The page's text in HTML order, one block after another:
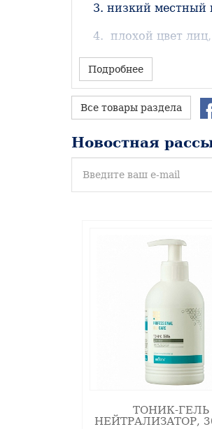
низкий местный
плохой цвет лиц,
пигментация.
Увлажнение
Основное действие
всех этапах
Лактопилинг (как и
Омоложение
Омолаживающее
«призвать» их к
Отбеливание
Препараты,
в коже активность
Нативная молочная
Подробнее
Все товары раздела
Новостная
ТОНИК-ГЕЛЬ
НЕЙТРАЛИЗАТОР,